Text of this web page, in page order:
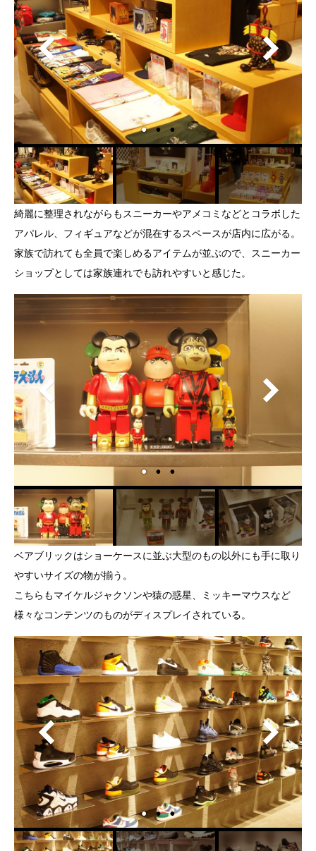
綺麗に整理されながらもスニーカーやアメコミなどとコラボした
アパレル、フィギュアなどが混在するスペースが店内に広がる。
家族で訪れても全員で楽しめるアイテムが並ぶので、スニーカー
ショップとしては家族連れでも訪れやすいと感じた。
ベアブリックはショーケースに並ぶ大型のもの以外にも手に取り
やすいサイズの物が揃う。
こちらもマイケルジャクソンや猿の惑星、ミッキーマウスなど
様々なコンテンツのものがディスプレイされている。